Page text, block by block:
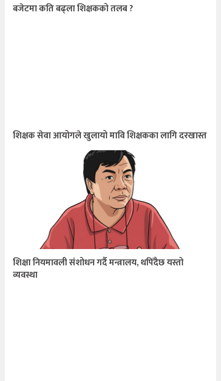
बजेटमा कति बढ्ला शिक्षकको तलब ?
शिक्षक सेवा आयोगले खुलायो मावि शिक्षकका लागि दरखास्त
शिक्षा नियमावली संशोधन गर्दै मन्त्रालय, थपिँदैछ यस्तो
व्यवस्था